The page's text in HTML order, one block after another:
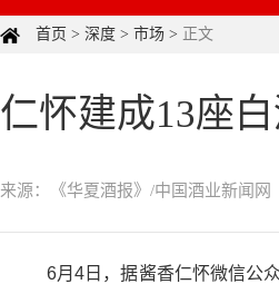
首页 > 深度 > 市场 > 正文
仁怀建成13座
来源：《华夏酒报》/中国酒业新闻网
6月4日，据酱香仁怀微信公